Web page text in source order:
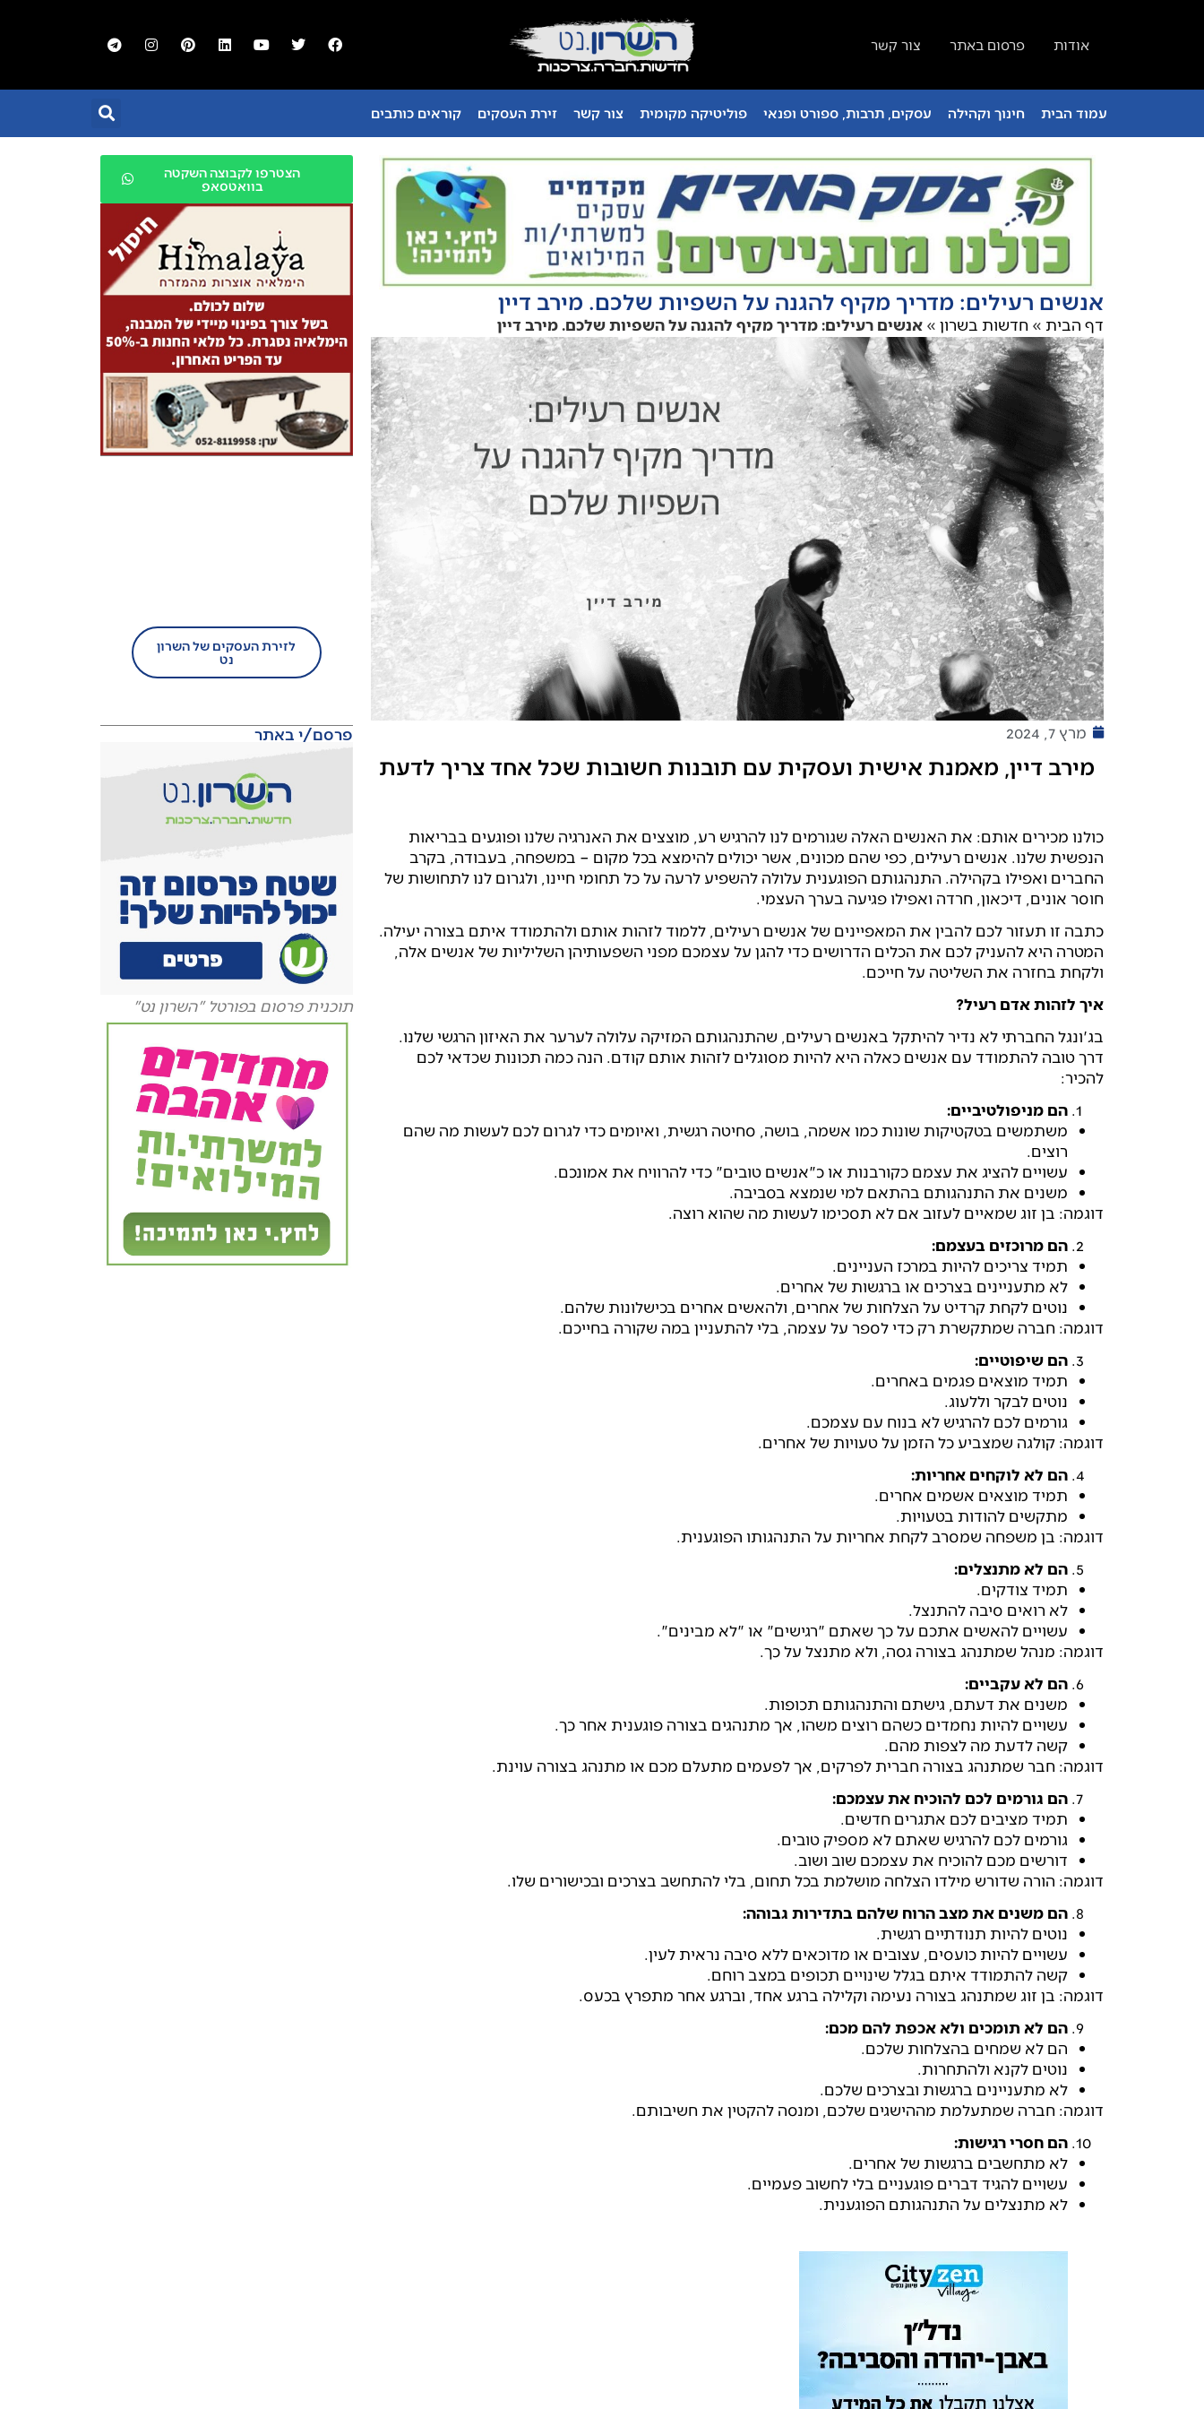
אודות פרסום באתר צור קשר
עמוד הבית חינוך וקהילה עסקים, תרבות, ספורט ופנאי פוליטיקה מקומית צור קשר זירת העסקים קוראים כותבים
אנשים רעילים: מדריך מקיף להגנה על השפיות שלכם. מירב דיין
דף הבית » חדשות בשרון » אנשים רעילים: מדריך מקיף להגנה על השפיות שלכם. מירב דיין
מרץ 7, 2024
מירב דיין, מאמנת אישית ועסקית עם תובנות חשובות שכל אחד צריך לדעת
כולנו מכירים אותם: את האנשים האלה שגורמים לנו להרגיש רע, מוצצים את האנרגיה שלנו ופוגעים בבריאות
הנפשית שלנו. אנשים רעילים, כפי שהם מכונים, אשר יכולים להימצא בכל מקום – במשפחה, בעבודה, בקרב
החברים ואפילו בקהילה. התנהגותם הפוגענית עלולה להשפיע לרעה על כל תחומי חיינו, ולגרום לנו לתחושות של
חוסר אונים, דיכאון, חרדה ואפילו פגיעה בערך העצמי.
כתבה זו תעזור לכם להבין את המאפיינים של אנשים רעילים, ללמוד לזהות אותם ולהתמודד איתם בצורה יעילה.
המטרה היא להעניק לכם את הכלים הדרושים כדי להגן על עצמכם מפני השפעותיהן השליליות של אנשים אלה,
ולקחת בחזרה את השליטה על חייכם.
איך לזהות אדם רעיל?
בג'ונגל החברתי לא נדיר להיתקל באנשים רעילים, שהתנהגותם המזיקה עלולה לערער את האיזון הרגשי שלנו.
דרך טובה להתמודד עם אנשים כאלה היא להיות מסוגלים לזהות אותם קודם. הנה כמה תכונות שכדאי לכם
להכיר:
הם מניפולטיביים:
משתמשים בטקטיקות שונות כמו אשמה, בושה, סחיטה רגשית, ואיומים כדי לגרום לכם לעשות מה שהם
רוצים.
עשויים להציג את עצמם כקורבנות או כ"אנשים טובים" כדי להרוויח את אמונכם.
משנים את התנהגותם בהתאם למי שנמצא בסביבה.
דוגמה: בן זוג שמאיים לעזוב אם לא תסכימו לעשות מה שהוא רוצה.
הם מרוכזים בעצמם:
תמיד צריכים להיות במרכז העניינים.
לא מתעניינים בצרכים או ברגשות של אחרים.
נוטים לקחת קרדיט על הצלחות של אחרים, ולהאשים אחרים בכישלונות שלהם.
דוגמה: חברה שמתקשרת רק כדי לספר על עצמה, בלי להתעניין במה שקורה בחייכם.
הם שיפוטיים:
תמיד מוצאים פגמים באחרים.
נוטים לבקר וללעוג.
גורמים לכם להרגיש לא בנוח עם עצמכם.
דוגמה: קולגה שמצביע כל הזמן על טעויות של אחרים.
הם לא לוקחים אחריות:
תמיד מוצאים אשמים אחרים.
מתקשים להודות בטעויות.
דוגמה: בן משפחה שמסרב לקחת אחריות על התנהגותו הפוגענית.
הם לא מתנצלים:
תמיד צודקים.
לא רואים סיבה להתנצל.
עשויים להאשים אתכם על כך שאתם "רגישים" או "לא מבינים".
דוגמה: מנהל שמתנהג בצורה גסה, ולא מתנצל על כך.
הם לא עקביים:
משנים את דעתם, גישתם והתנהגותם תכופות.
עשויים להיות נחמדים כשהם רוצים משהו, אך מתנהגים בצורה פוגענית אחר כך.
קשה לדעת מה לצפות מהם.
דוגמה: חבר שמתנהג בצורה חברית לפרקים, אך לפעמים מתעלם מכם או מתנהג בצורה עוינת.
הם גורמים לכם להוכיח את עצמכם:
תמיד מציבים לכם אתגרים חדשים.
גורמים לכם להרגיש שאתם לא מספיק טובים.
דורשים מכם להוכיח את עצמכם שוב ושוב.
דוגמה: הורה שדורש מילדו הצלחה מושלמת בכל תחום, בלי להתחשב בצרכים ובכישורים שלו.
הם משנים את מצב הרוח שלהם בתדירות גבוהה:
נוטים להיות תנודתיים רגשית.
עשויים להיות כועסים, עצובים או מדוכאים ללא סיבה נראית לעין.
קשה להתמודד איתם בגלל שינויים תכופים במצב רוחם.
דוגמה: בן זוג שמתנהג בצורה נעימה וקלילה ברגע אחד, וברגע אחר מתפרץ בכעס.
הם לא תומכים ולא אכפת להם מכם:
הם לא שמחים בהצלחות שלכם.
נוטים לקנא ולהתחרות.
לא מתעניינים ברגשות ובצרכים שלכם.
דוגמה: חברה שמתעלמת מההישגים שלכם, ומנסה להקטין את חשיבותם.
הם חסרי רגישות:
לא מתחשבים ברגשות של אחרים.
עשויים להגיד דברים פוגעניים בלי לחשוב פעמיים.
לא מתנצלים על התנהגותם הפוגענית.
הצטרפו לקבוצה השקטה
בוואטסאפ
לזירת העסקים של השרון
נט
פרסם/י באתר
תוכנית פרסום בפורטל "השרון נט"